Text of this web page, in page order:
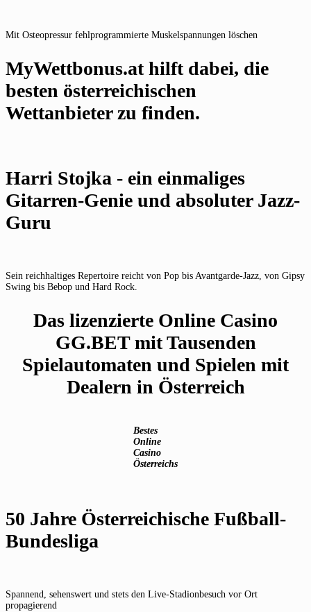
Mit Osteopressur fehlprogrammierte Muskelspannungen löschen
MyWettbonus.at hilft dabei, die
besten österreichischen
Wettanbieter zu finden.
Harri Stojka - ein einmaliges
Gitarren-Genie und absoluter Jazz-
Guru
Sein reichhaltiges Repertoire reicht von Pop bis Avantgarde-Jazz, von Gipsy
Swing bis Bebop und Hard Rock.
Das lizenzierte Online Casino
GG.BET mit Tausenden
Spielautomaten und Spielen mit
Dealern in Österreich
Bestes
Online
Casino
Österreichs
50 Jahre Österreichische Fußball-
Bundesliga
Spannend, sehenswert und stets den Live-Stadionbesuch vor Ort
propagierend